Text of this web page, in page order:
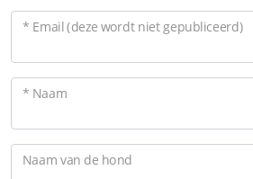
* Email (deze wordt niet gepubliceerd)
* Naam
Naam van de hond